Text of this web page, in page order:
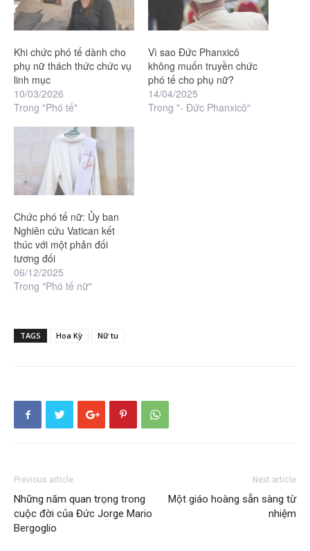
Khi chức phó tế dành cho
phụ nữ thách thức chức vụ
linh mục
10/03/2026
Trong "Phó tế"
Vì sao Đức Phanxicô
không muốn truyền chức
phó tế cho phụ nữ?
14/04/2025
Trong "- Đức Phanxicô"
Chức phó tế nữ: Ủy ban
Nghiên cứu Vatican kết
thúc với một phản đối
tương đối
06/12/2025
Trong "Phó tế nữ"
TAGS Hoa Kỳ Nữ tu
Previous article
Những năm quan trọng trong
cuộc đời của Đức Jorge Mario
Bergoglio
Next article
Một giáo hoàng sẵn sàng từ
nhiệm